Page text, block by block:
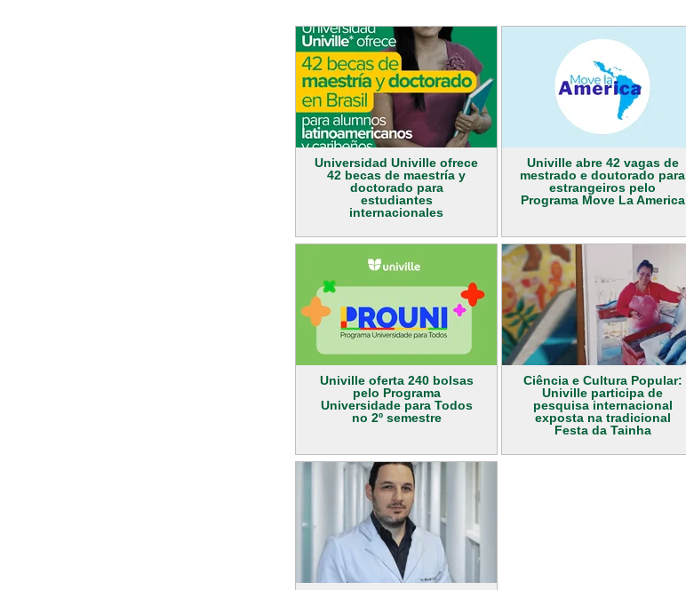
Universidad Univille ofrece
42 becas de maestría y
doctorado para
estudiantes
internacionales
Univille abre 42 vagas de
mestrado e doutorado para
estrangeiros pelo
Programa Move La America
Univille oferta 240 bolsas
pelo Programa
Universidade para Todos
no 2º semestre
Ciência e Cultura Popular:
Univille participa de
pesquisa internacional
exposta na tradicional
Festa da Tainha